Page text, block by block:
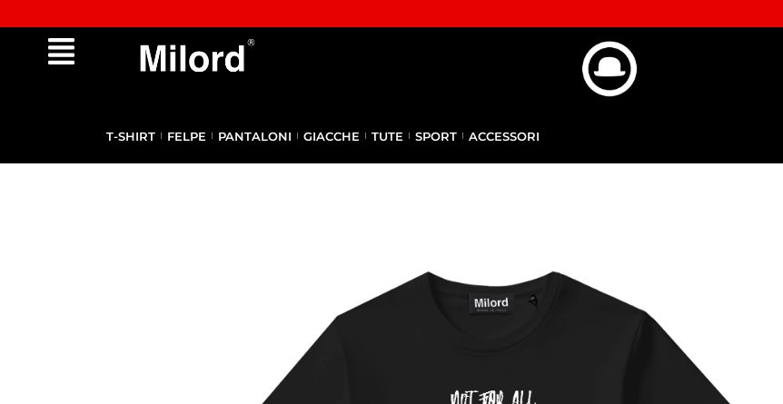
T-SHIRT FELPE PANTALONI GIACCHE TUTE SPORT ACCESSORI